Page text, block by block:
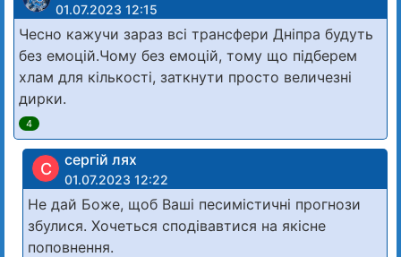
01.07.2023 12:15
Чесно кажучи зараз всі трансфери Дніпра будуть
без емоцій.Чому без емоцій, тому що підберем
хлам для кількості, заткнути просто величезні
дирки.
4
С сергій лях
01.07.2023 12:22
Не дай Боже, щоб Ваші песимістичні прогнози
збулися. Хочеться сподівавтися на якісне
поповнення.